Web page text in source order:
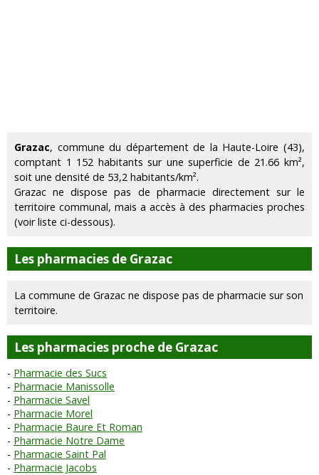
Grazac, commune du département de la Haute-Loire (43),
comptant 1 152 habitants sur une superficie de 21.66 km²,
soit une densité de 53,2 habitants/km².
Grazac ne dispose pas de pharmacie directement sur le
territoire communal, mais a accès à des pharmacies proches
(voir liste ci-dessous).
Les pharmacies de Grazac
La commune de Grazac ne dispose pas de pharmacie sur son
territoire.
Les pharmacies proche de Grazac
Pharmacie des Sucs
Pharmacie Manissolle
Pharmacie Savel
Pharmacie Morel
Pharmacie Baure Et Roman
Pharmacie Notre Dame
Pharmacie Saint Pal
Pharmacie Jacobs